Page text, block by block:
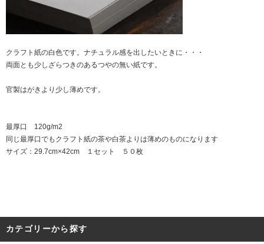
クラフト紙の白色です。ナチュラル感を出したいときに・・・
両面とも少しざらつきのあるつやの無い紙です。
官製はがきより少し薄めです。
最厚口 120g/m2
同じ最厚口でもクラフト紙の茶や白茶よりは薄めのものになります
サイズ：29.7cm×42cm １セット ５０枚
カテゴリーから探す